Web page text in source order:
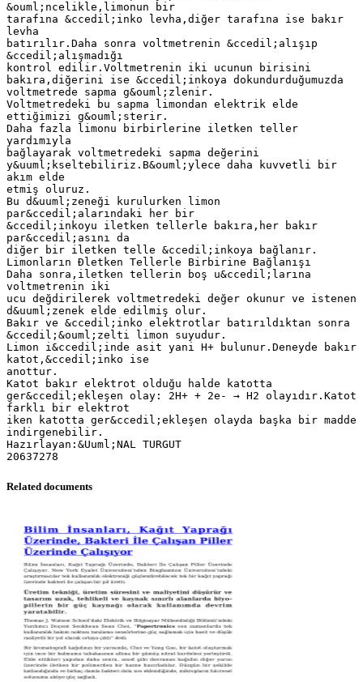
&ouml;ncelikle,limonun bir
tarafına &ccedil;inko levha,diğer tarafına ise bakır
levha
batırılır.Daha sonra voltmetrenin &ccedil;alışıp
&ccedil;alışmadığı
kontrol edilir.Voltmetrenin iki ucunun birisini
bakıra,diğerini ise &ccedil;inkoya dokundurduğumuzda
voltmetrede sapma g&ouml;zlenir.
Voltmetredeki bu sapma limondan elektrik elde
ettiğimizi g&ouml;sterir.
Daha fazla limonu birbirlerine iletken teller
yardımıyla
bağlayarak voltmetredeki sapma değerini
y&uuml;kseltebiliriz.B&ouml;ylece daha kuvvetli bir
akım elde
etmiş oluruz.
Bu d&uuml;zeneği kurulurken limon
par&ccedil;alarındaki her bir
&ccedil;inkoyu iletken tellerle bakıra,her bakır
par&ccedil;asını da
diğer bir iletken telle &ccedil;inkoya bağlanır.
Limonların Đletken Tellerle Birbirine Bağlanışı
Daha sonra,iletken tellerin boş u&ccedil;larına
voltmetrenin iki
ucu değdirilerek voltmetredeki değer okunur ve istenen
d&uuml;zenek elde edilmiş olur.
Bakır ve &ccedil;inko elektrotlar batırıldıktan sonra
&ccedil;&ouml;zelti limon suyudur.
Limon i&ccedil;inde asit yani H+ bulunur.Deneyde bakır
katot,&ccedil;inko ise
anottur.
Katot bakır elektrot olduğu halde katotta
ger&ccedil;ekleşen olay: 2H+ + 2e- → H2 olayıdır.Katot
farklı bir elektrot
iken katotta ger&ccedil;ekleşen olayda başka bir madde
indirgenebilir.
Hazırlayan:&Uuml;NAL TURGUT
Related documents